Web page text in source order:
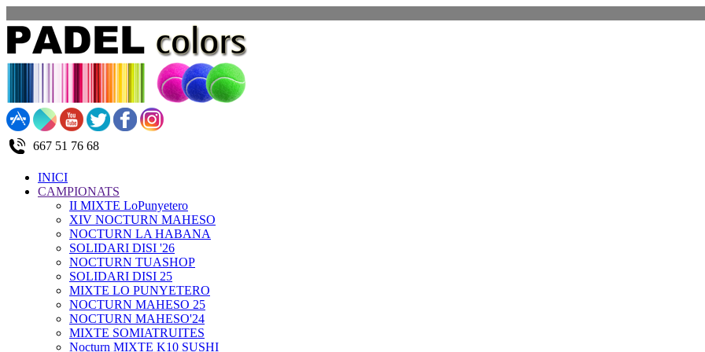
667 51 76 68
INICI
CAMPIONATS
II MIXTE LoPunyetero
XIV NOCTURN MAHESO
NOCTURN LA HABANA
SOLIDARI DISI '26
NOCTURN TUASHOP
SOLIDARI DISI 25
MIXTE LO PUNYETERO
NOCTURN MAHESO 25
NOCTURN MAHESO'24
MIXTE SOMIATRUITES
Nocturn MIXTE K10 SUSHI